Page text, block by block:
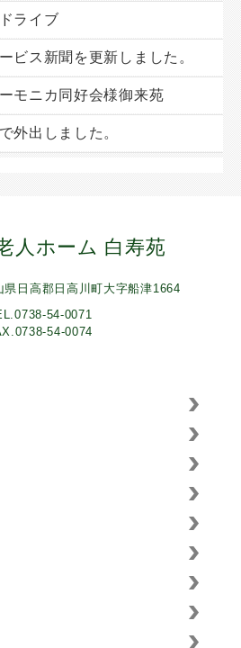
ライブ
ス新聞を更新しました。
モニカ同好会様御来苑
出しました。
人ホーム 白寿苑
日高郡日高川町大字船津1664
54-0071
54-0074